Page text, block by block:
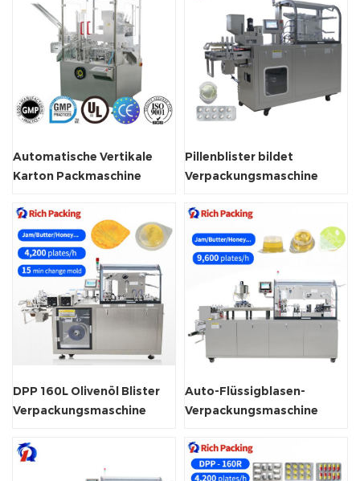
Automatische Vertikale
Karton Packmaschine
Pillenblister bildet
Verpackungsmaschine
DPP 160L Olivenöl Blister
Verpackungsmaschine
Auto-Flüssigblasen-
Verpackungsmaschine